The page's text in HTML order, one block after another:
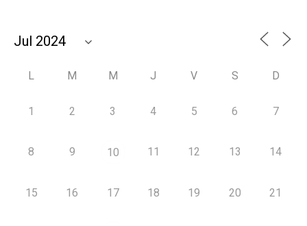
L M M J V S D
1 2 3 4 5 6 7
8 9 10 11 12 13 14
15 16 17 18 19 20 21